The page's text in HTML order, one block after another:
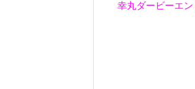
幸丸ダービーエ